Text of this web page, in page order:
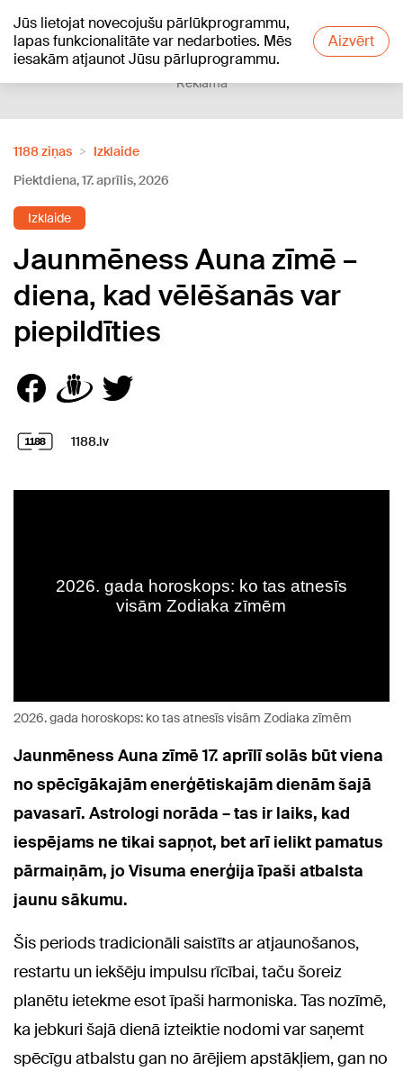
Jūs lietojat novecojušu pārlūkprogrammu,
lapas funkcionalitāte var nedarboties. Mēs
iesakām atjaunot Jūsu pārluprogrammu.
Aizvērt
+19°C
Reklāma
1188 ziņas
Izklaide
Piektdiena, 17. aprīlis, 2026
Izklaide
Jaunmēness Auna zīmē –
diena, kad vēlēšanās var
piepildīties
1188.lv
2026. gada horoskops: ko tas atnesīs visām Zodiaka zīmēm
Jaunmēness Auna zīmē 17. aprīlī solās būt viena
no spēcīgākajām enerģētiskajām dienām šajā
pavasarī. Astrologi norāda – tas ir laiks, kad
iespējams ne tikai sapņot, bet arī ielikt pamatus
pārmaiņām, jo Visuma enerģija īpaši atbalsta
jaunu sākumu.
Šis periods tradicionāli saistīts ar atjaunošanos,
restartu un iekšēju impulsu rīcībai, taču šoreiz
planētu ietekme esot īpaši harmoniska. Tas nozīmē,
ka jebkuri šajā dienā izteiktie nodomi var saņemt
spēcīgu atbalstu gan no ārējiem apstākļiem, gan no